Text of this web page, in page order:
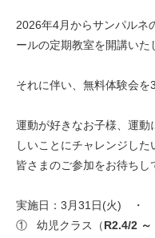
2026年4月からサンパルネ
ールの定期教室を開講いた
それに伴い、無料体験会を
運動が好きなお子様、運
しいことにチャレンジした
皆さまのご参加をお待ちし
実施日：3月31日(火) ・
① 幼児クラス（R2.4/2